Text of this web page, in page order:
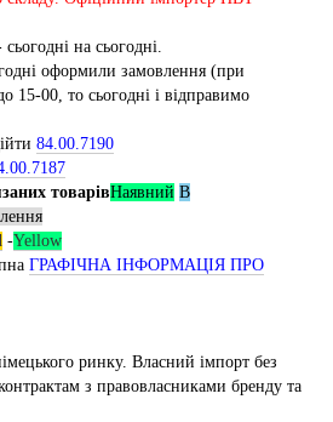
на сьогодні.
оформили замовлення (при
15-00, то сьогодні і відправимо
84.00.7190
товарівНаявний В
-Yellow
ГРАФІЧНА ІНФОРМАЦІЯ ПРО
ринку. Власний імпорт без
з правовласниками бренду та